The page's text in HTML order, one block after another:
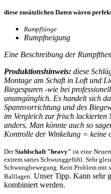
diese zusätzlichen Daten wären
Rumpflänge
Rumpfneigung
Eine Beschreibung der
Produktionshinweis: diese
Montage am Schaft in Loft und
Biegespuren -wie bei
unumgänglich. Es handelt sich
Spannvorrichtung und des
im Vergleich zur frisch lackierten
anders. Man könnte auch so
Kontrolle der Winkelung = keine
DerStahlschaft "heavy" ist eine
extrem sattes Schwunggefühl. Sehr
Schwungbewegung. Kein Problem mit
Balllagen. Unser Tipp. Kann sehr
kombiniert werden.